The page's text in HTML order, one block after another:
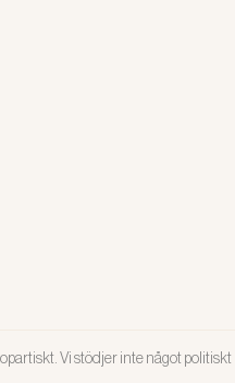
Vi stödjer inte något politiskt